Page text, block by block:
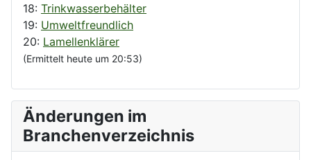
18: Trinkwasserbehälter
19: Umweltfreundlich
20: Lamellenklärer
(Ermittelt heute um 20:53)
Änderungen im
Branchenverzeichnis